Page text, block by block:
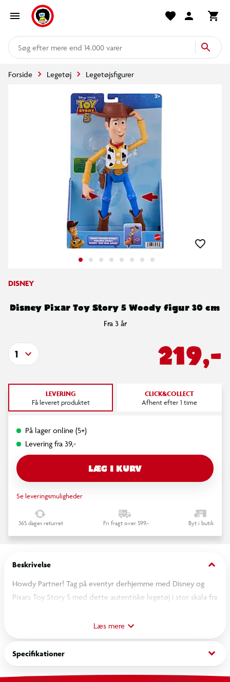
mere end 14.000 varer
Forside Legetøj Legetøjsfigurer
DISNEY
Disney Pixar Toy Story 5 Woody figur 30 cm
Fra 3 år
219,-
1
LEVERING
Få leveret produktet
CLICK&COLLECT
Afhent efter 1 time
På lager online (5+)
Levering fra 39,-
LÆG I KURV
Se leveringsmuligheder
365 dages returret Fri fragt over 599,- Byt i butik
Beskrivelse keyboard_arrow_down
Howdy Partner! Tag på eventyr derhjemme med Disney og
Pixars Toy Story 5 med dette autentiske legetøj i stor skala fra
højde på 30 cm kan denne actionfigur af cowboysheriffen
nemt håndteres, selv af yngre fans. Klem benene sammen, og
se Woody tippe hatten som hilsen. Det filmnøjagtige design
og 14 bevægelige led gør det muligt for fans at genskabe
ikoniske bevægelser og positurer fra filmen og forestille sig
Læs mere
Specifikationer keyboard_arrow_down